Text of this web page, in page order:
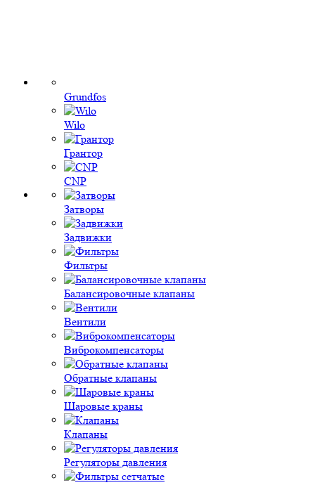
Grundfos
Wilo
Грантор
CNP
Затворы
Задвижки
Фильтры
Балансировочные клапаны
Вентили
Виброкомпенсаторы
Обратные клапаны
Шаровые краны
Клапаны
Регуляторы давления